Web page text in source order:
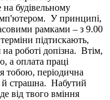
будівельному
У принципі,
рамками – з 9.00
підтискають,
роботі допізна. Втім,
а оплата праці
тобою, періодична
й страшна. Набутий
від твого вміння